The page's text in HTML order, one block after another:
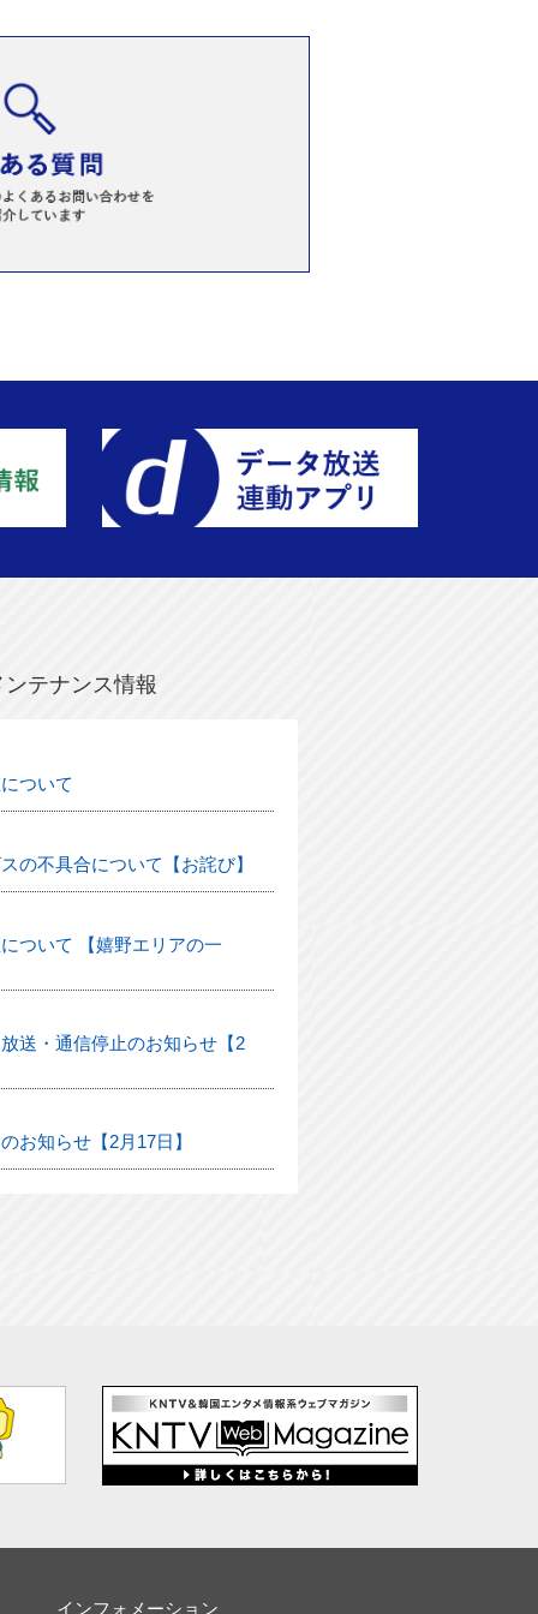
テナンス情報
ついて
の不具合について【お詫び】
ついて 【嬉野エリアの一
送・通信停止のお知らせ【2
お知らせ【2月17日】
インフォメーション